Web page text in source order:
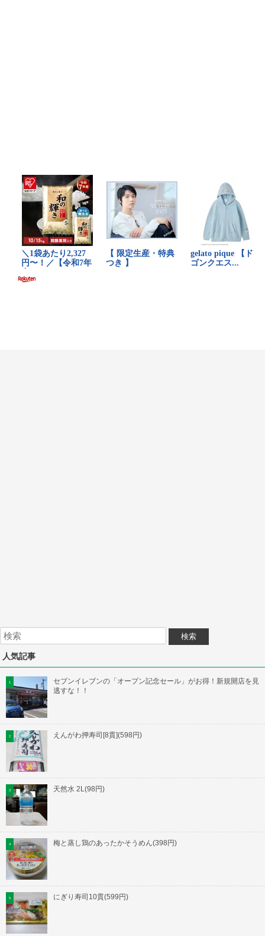
人気記事
セブンイレブンの「オープン記念セール」がお得！新規開店を見
逃すな！！
えんがわ押寿司[8貫](598円)
天然水 2L(98円)
梅と蒸し鶏のあったかそうめん(398円)
にぎり寿司10貫(599円)